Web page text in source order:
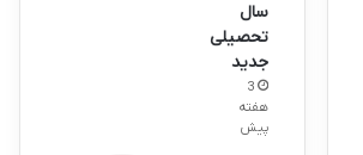
سال
تحصیلی
جدید
3
هفته
پیش